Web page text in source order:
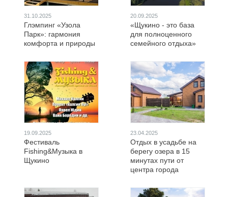
31.10.2025
Глэмпинг «Узола
Парк»: гармония
комфорта и природы
20.09.2025
«Щукино - это база
для полноценного
семейного отдыха»
19.09.2025
Фестиваль
Fishing&Музыка в
Щукино
23.04.2025
Отдых в усадьбе на
берегу озера в 15
минутах пути от
центра города